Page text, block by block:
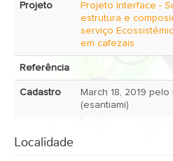
Projeto
Projeto Interface -
estrutura e
serviço Ecossistêmico de controle de
em cafezais
Referência
Cadastro
March 18, 2019 pelo
(esantiami)
Localidade